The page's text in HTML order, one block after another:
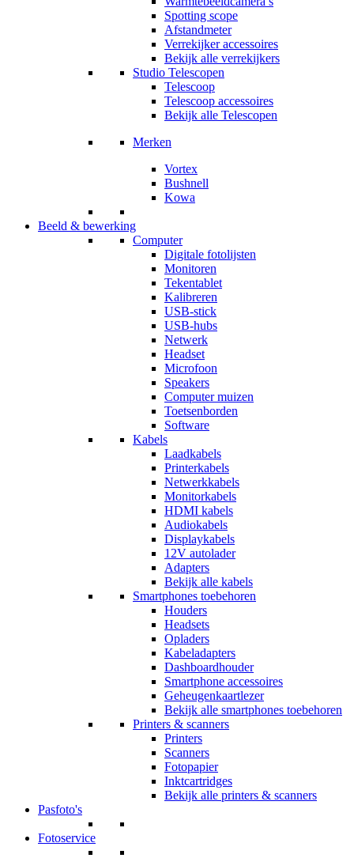
Spotting scope
Afstandmeter
Verrekijker accessoires
Bekijk alle verrekijkers
Studio Telescopen
Telescoop
Telescoop accessoires
Bekijk alle Telescopen
Merken
Vortex
Bushnell
Kowa
Beeld & bewerking
Computer
Digitale fotolijsten
Monitoren
Tekentablet
Kalibreren
USB-stick
USB-hubs
Netwerk
Headset
Microfoon
Speakers
Computer muizen
Toetsenborden
Software
Kabels
Laadkabels
Printerkabels
Netwerkkabels
Monitorkabels
HDMI kabels
Audiokabels
Displaykabels
12V autolader
Adapters
Bekijk alle kabels
Smartphones toebehoren
Houders
Headsets
Opladers
Kabeladapters
Dashboardhouder
Smartphone accessoires
Geheugenkaartlezer
Bekijk alle smartphones toebehoren
Printers & scanners
Printers
Scanners
Fotopapier
Inktcartridges
Bekijk alle printers & scanners
Pasfoto's
Fotoservice